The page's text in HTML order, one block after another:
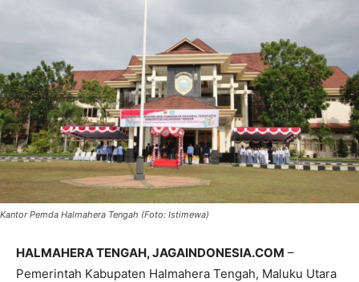
Kantor Pemda Halmahera Tengah (Foto: Istimewa)
HALMAHERA TENGAH, JAGAINDONESIA.COM –
Pemerintah Kabupaten Halmahera Tengah, Maluku Utara